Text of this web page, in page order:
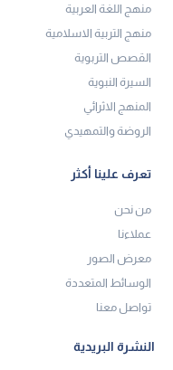
منهج اللغة العربية
منهج التربية الاسلامية
القصص التربوية
السيرة النبوية
المنهج الاثرائي
الروضة والتمهيدي
تعرف علينا أكثر
من نحن
عملاءنا
معرض الصور
الوسائط المتعددة
تواصل معنا
النشرة البريدية